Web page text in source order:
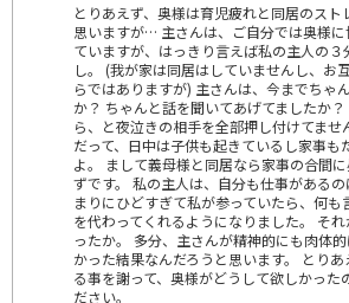
とりあえず、奥様は育児疲れと同居のスト
思いますが… 主さんは、ご自分では奥様
ていますが、はっきり言えば私の主人の３
し。 (我が家は同居はしていませんし、お
らではありますが) 主さんは、今までちゃ
か？ ちゃんと話を聞いてあげてましたか
ら、と夜泣きの相手を全部押し付けてませ
だって、日中は子供も起きているし家事も
よ。 まして義母様と同居なら家事の合間
ずです。 私の主人は、自分も仕事がある
まりにひどすぎて私が参っていたら、何
を代わってくれるようになりました。 そ
ったか。 多分、主さんが精神的にも肉体
かった結果なんだろうと思います。 とり
る事を謝って、奥様がどうして欲しかった
ださい。